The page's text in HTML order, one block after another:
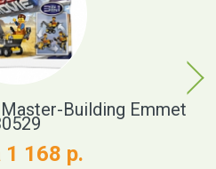
Building Emmet
168 р.
Next